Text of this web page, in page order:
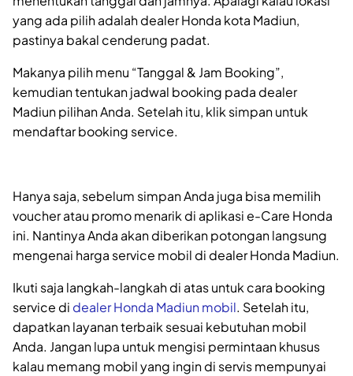
yang ada pilih adalah dealer Honda kota Madiun,
pastinya bakal cenderung padat.
Makanya pilih menu “Tanggal & Jam Booking”,
kemudian tentukan jadwal booking pada dealer
Madiun pilihan Anda. Setelah itu, klik simpan untuk
mendaftar booking service.
Hanya saja, sebelum simpan Anda juga bisa memilih
voucher atau promo menarik di aplikasi e-Care Honda
ini. Nantinya Anda akan diberikan potongan langsung
mengenai harga service mobil di dealer Honda Madiun.
Ikuti saja langkah-langkah di atas untuk cara booking
service di dealer Honda Madiun mobil. Setelah itu,
dapatkan layanan terbaik sesuai kebutuhan mobil
Anda. Jangan lupa untuk mengisi permintaan khusus
kalau memang mobil yang ingin di servis mempunyai